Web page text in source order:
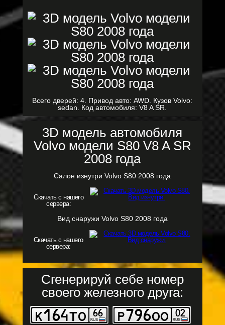
Всего дверей: 4. Привод авто: AWD. Кузов Volvo:
sedan. Код автомобиля: V8 A SR.
3D модель автомобиля
Volvo модели S80 V8 A SR
2008 года
Салон изнутри Volvo S80 2008 года
Скачать с нашего
сервера:
Вид снаружи Volvo S80 2008 года
Скачать с нашего
сервера:
Сгенерируй себе номер
своего железного друга: